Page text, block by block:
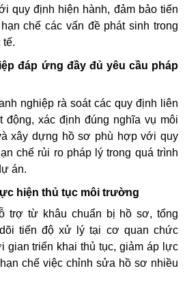
quy định hiện hành, đảm bảo tiến
chế các vấn đề phát sinh trong
tế.
đáp ứng đầy đủ yêu cầu pháp
nghiệp rà soát các quy định liên
động, xác định đúng nghĩa vụ môi
xây dựng hồ sơ phù hợp với quy
chế rủi ro pháp lý trong quá trình
án.
hiện thủ tục môi trường
trợ từ khâu chuẩn bị hồ sơ, tổng
tiến độ xử lý tại cơ quan chức
gian triển khai thủ tục, giảm áp lực
chế việc chỉnh sửa hồ sơ nhiều